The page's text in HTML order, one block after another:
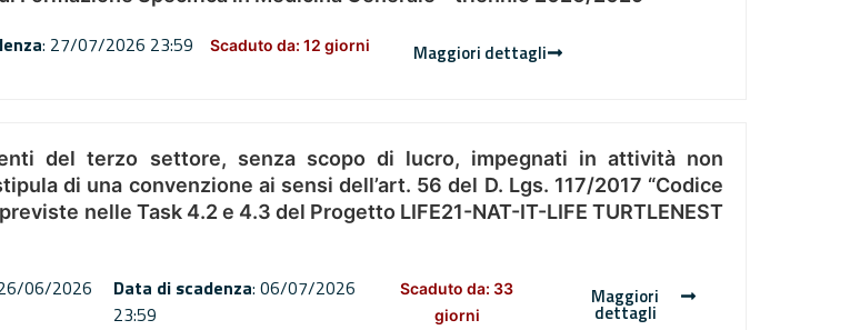
: 27/07/2026 23:59 Scaduto da: 12 giorni Maggiori dettagli
del terzo settore, senza scopo di lucro, impegnati in attività non
di una convenzione ai sensi dell’art. 56 del D. Lgs. 117/2017 “Codice
nelle Task 4.2 e 4.3 del Progetto LIFE21-NAT-IT-LIFE TURTLENEST
06/2026
Data di scadenza: 06/07/2026
23:59
Scaduto da: 33
giorni
Maggiori
dettagli